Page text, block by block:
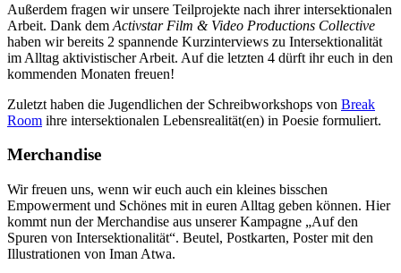
Außerdem fragen wir unsere Teilprojekte nach ihrer intersektionalen
Arbeit. Dank dem Activstar Film & Video Productions Collective
haben wir bereits 2 spannende Kurzinterviews zu Intersektionalität
im Alltag aktivistischer Arbeit. Auf die letzten 4 dürft ihr euch in den
kommenden Monaten freuen!
Zuletzt haben die Jugendlichen der Schreibworkshops von Break
Room ihre intersektionalen Lebensrealität(en) in Poesie formuliert.
Merchandise
Wir freuen uns, wenn wir euch auch ein kleines bisschen
Empowerment und Schönes mit in euren Alltag geben können. Hier
kommt nun der Merchandise aus unserer Kampagne „Auf den
Spuren von Intersektionalität“. Beutel, Postkarten, Poster mit den
Illustrationen von Iman Atwa.